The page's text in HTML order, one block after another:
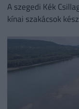
A szegedi Kék
kínai szakácsok
munkásszállás